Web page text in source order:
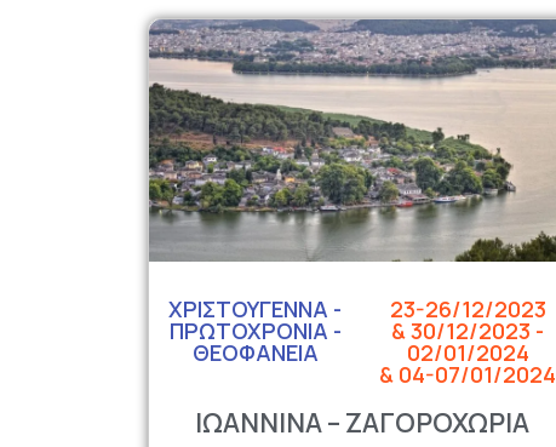
ΧΡΙΣΤΟΥΓΕΝΝΑ -
ΠΡΩΤΟΧΡΟΝΙΑ -
ΘΕΟΦΑΝΕΙΑ
23-26/12/2023
& 30/12/2023 -
02/01/2024
& 04-07/01/2024
ΙΩΑΝΝΙΝΑ – ΖΑΓΟΡΟΧΩΡΙΑ